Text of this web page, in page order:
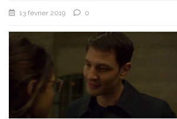
13 février 2019 0